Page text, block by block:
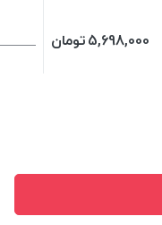
5,698,000تومان